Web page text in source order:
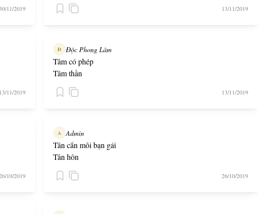
11/2019 13/11/2019
13/11/2019
Đ Độc Phong Lâm
Tâm có phép
Tâm thần
13/11/2019
10/2019
A Admin
Tân cắn môi bạn gái
Tân hôn
26/10/2019